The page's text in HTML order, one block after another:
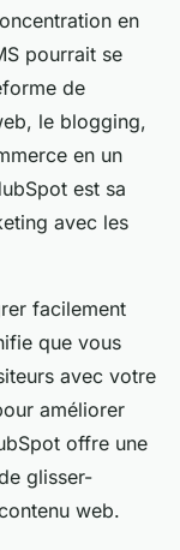
en
pourrait se
de
le blogging,
en un
est sa
avec les
facilement
que vous
avec votre
améliorer
offre une
glisser-
web.